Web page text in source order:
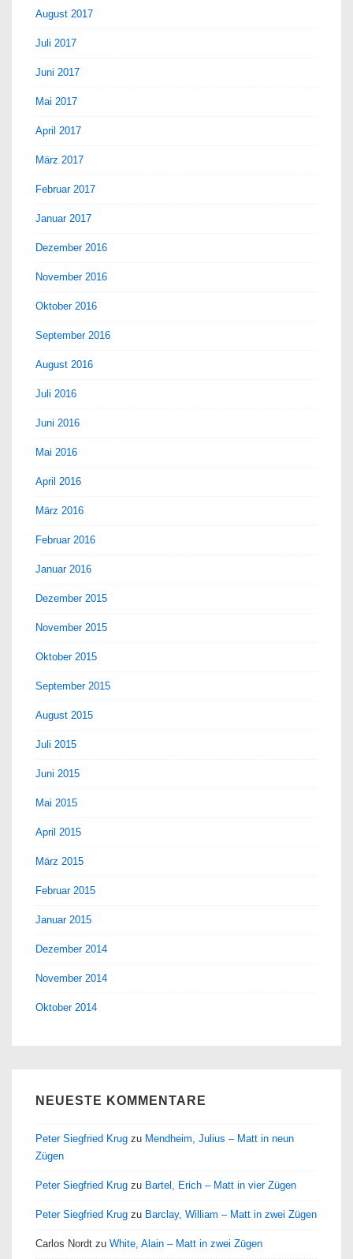
August 2017
Juli 2017
Juni 2017
Mai 2017
April 2017
März 2017
Februar 2017
Januar 2017
Dezember 2016
November 2016
Oktober 2016
September 2016
August 2016
Juli 2016
Juni 2016
Mai 2016
April 2016
März 2016
Februar 2016
Januar 2016
Dezember 2015
November 2015
Oktober 2015
September 2015
August 2015
Juli 2015
Juni 2015
Mai 2015
April 2015
März 2015
Februar 2015
Januar 2015
Dezember 2014
November 2014
Oktober 2014
NEUESTE KOMMENTARE
Peter Siegfried Krug zu Mendheim, Julius – Matt in neun
Zügen
Peter Siegfried Krug zu Bartel, Erich – Matt in vier Zügen
Peter Siegfried Krug zu Barclay, William – Matt in zwei Zügen
Carlos Nordt zu White, Alain – Matt in zwei Zügen